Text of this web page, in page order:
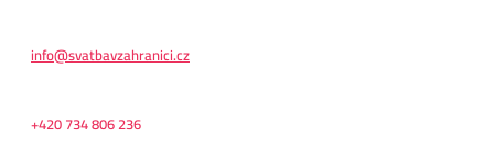
info@svatbavzahranici.cz
+420 734 806 236